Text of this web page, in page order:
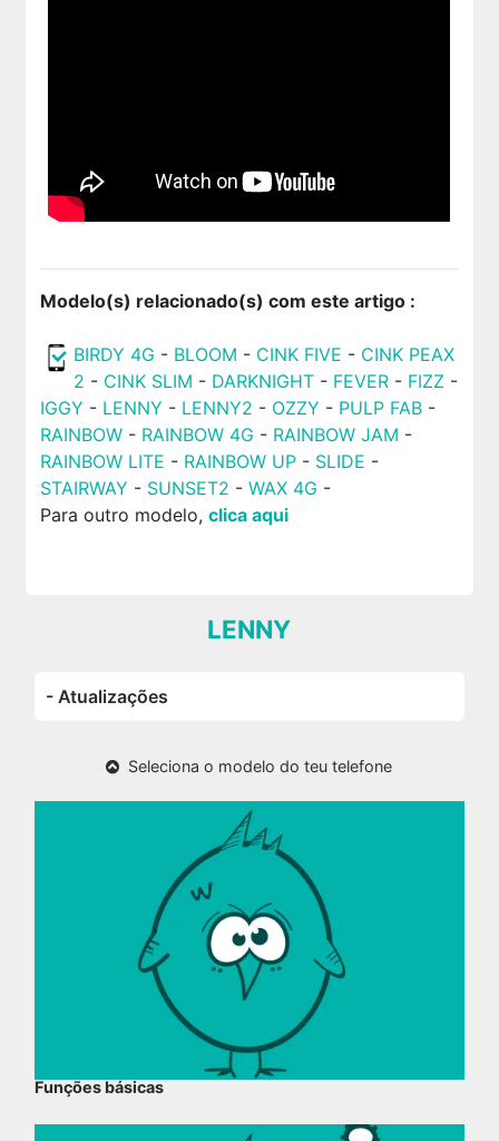
Modelo(s) relacionado(s) com este artigo :
BIRDY 4G - BLOOM - CINK FIVE - CINK PEAX
2 - CINK SLIM - DARKNIGHT- FEVER - FIZZ -
IGGY - LENNY - LENNY2 - OZZY - PULP FAB-
RAINBOW- RAINBOW 4G - RAINBOW JAM -
RAINBOW LITE - RAINBOW UP- SLIDE -
STAIRWAY - SUNSET2 - WAX 4G -
Para outro modelo, clica aqui
LENNY
- Atualizações
Seleciona o modelo do teu telefone
Funções básicas